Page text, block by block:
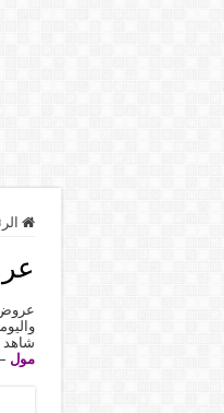
عروض سوبر
واليومية 2-4-2024
شاهد
مول –